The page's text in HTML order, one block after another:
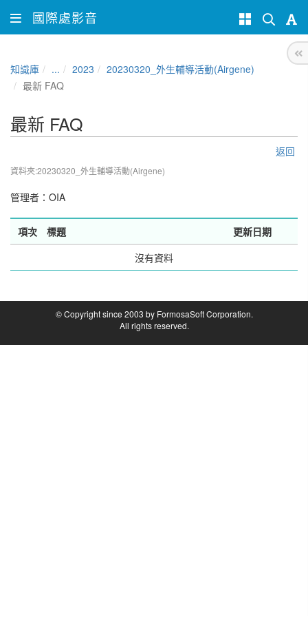
國際處影音
知識庫 ... 2023
20230320_外生輔導活動(Airgene)
最新 FAQ
最新 FAQ
返回
資料夾:20230320_外生輔導活動(Airgene)
管理者： OIA
項次 標題
更新日期
沒有資料
© Copyright since 2003 by FormosaSoft Corporation.
All rights reserved.